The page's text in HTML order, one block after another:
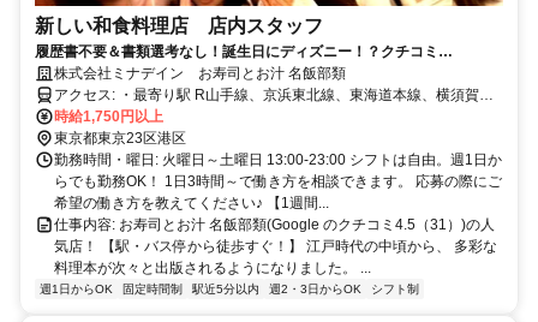
新しい和食料理店 店内スタッフ
履歴書不要＆書類選考なし！誕生日にディズニー！？クチコミ
4.5（32）の人気店で未経験アルバイト→店長昇格可能！週1～3h～勤務
OK＆髪型・髪色自由＆ピアスOK＆副業・WワークOK
株式会社ミナデイン お寿司とお汁 名飯部類
アクセス: ・最寄り駅 R山手線、京浜東北線、東海道本線、横須賀
線 新橋駅 徒歩2分 東京メトロ銀座線、都営浅草線、ゆりかもめ
新橋駅 徒歩3分 都営三田線 内幸町駅 徒歩5分 ・最寄りバス停 港
区コミュニティバス（ちぃばす）烏森神社バス停から徒歩1分 都営バ
ス新橋駅北口バス停から徒歩3分 都営バス新橋駅前バス停から徒歩5
分 車通勤OKですしバイク通勤OKです！ ＪＲ山手線・京浜東北線の
有楽町駅からは2分、浜松町駅からで3分で電車通勤でき、田町駅から
5分、神田駅からで7分で電車通勤できます！ ＪＲ東海道本線・横須
賀線では東京駅から3分、品川駅から5分でスムーズにアクセス可能で
す！ 東京メトロ銀座線だと虎ノ門駅（1分）、銀座駅（1分）、京橋
時給1,750円以上
東京都東京23区港区
勤務時間・曜日: 火曜日～土曜日 13:00-23:00 シフトは自由。週1日か
らでも勤務OK！ 1日3時間～で働き方を相談できます。 応募の際にご
希望の働き方を教えてください♪ 【1週間...
仕事内容: お寿司とお汁 名飯部類(Google のクチコミ4.5（31）)の人
気店！ 【駅・バス停から徒歩すぐ！】 江戸時代の中頃から、 多彩な
料理本が次々と出版されるようになりました。 ...
週1日からOK 固定時間制 駅近5分以内 週2・3日からOK シフト制